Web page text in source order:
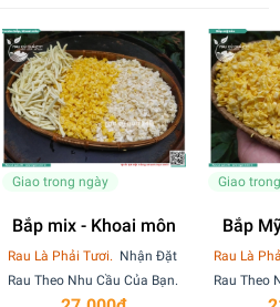
Giao trong ngày
Bắp mix - Khoai môn
Rau Là Phải Tươi. Nhận Đặt
Rau Theo Nhu Cầu Của Bạn.
Giao
Bắp
Rau Là
Rau Theo